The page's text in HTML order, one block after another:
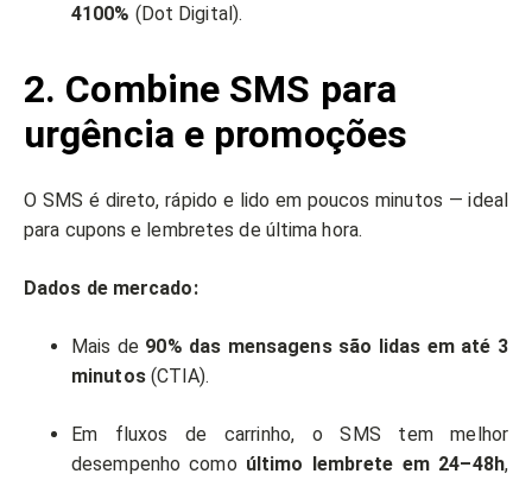
4100% (Dot Digital).
2. Combine SMS para
urgência e promoções
O SMS é direto, rápido e lido em poucos minutos — ideal
para cupons e lembretes de última hora.
Dados de mercado:
Mais de 90% das mensagens são lidas em até 3
minutos(CTIA).
Em fluxos de carrinho, o SMS tem melhor
desempenho como último lembrete em 24–48h,